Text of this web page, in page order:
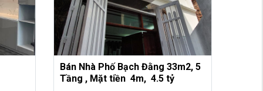
Bán Nhà Phố Bạch Đằng 33m2, 5
Tầng , Mặt tiền  4m,  4.5 tỷ